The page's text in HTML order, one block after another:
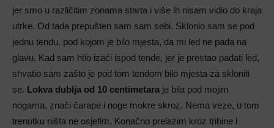
jer smo u različitim zonama starta i više ih nisam vidio do kraja
utrke. Od tada prepušten sam sam sebi. Sklonio sam se pod
jednu tendu, pod kojom je bilo mjesta, da mi led ne pada na
glavu. Kad sam htio izaći ispod tende, jer je prestao padati led,
shvatio sam zašto je pod tom tendom bilo mjesta za skloniti
se. Lokva dublja od 10 centimetara je bila pod mojim
nogama, znači čarape i noge mokre skroz. Nema veze, u tom
trenutku ništa ne osjetim. Konačno prelazim kroz tribine i